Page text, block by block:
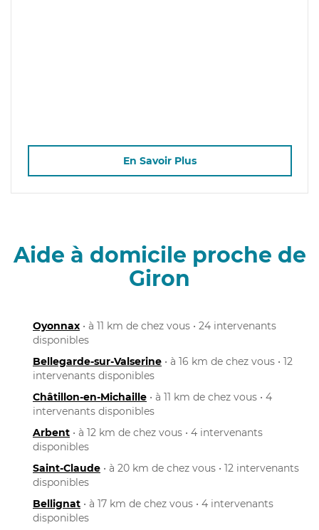
En Savoir Plus
Aide à domicile proche de
Giron
Oyonnax • à 11 km de chez vous • 24 intervenants
disponibles
Bellegarde-sur-Valserine • à 16 km de chez vous • 12
intervenants disponibles
Châtillon-en-Michaille • à 11 km de chez vous • 4
intervenants disponibles
Arbent • à 12 km de chez vous • 4 intervenants
disponibles
Saint-Claude • à 20 km de chez vous • 12 intervenants
disponibles
Bellignat • à 17 km de chez vous • 4 intervenants
disponibles